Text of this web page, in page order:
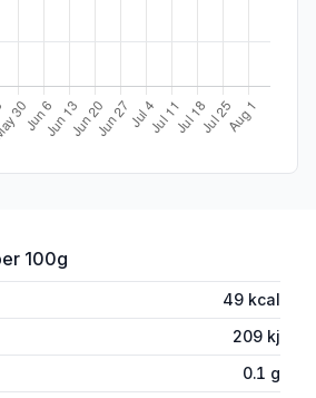
'Ananas i Biter 300g Fryst Rema
100g
49 kcal
209 kj
0.1 g